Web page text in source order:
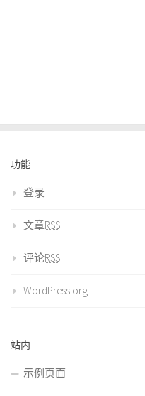
功能
登录
文章RSS
评论RSS
WordPress.org
站内
示例页面